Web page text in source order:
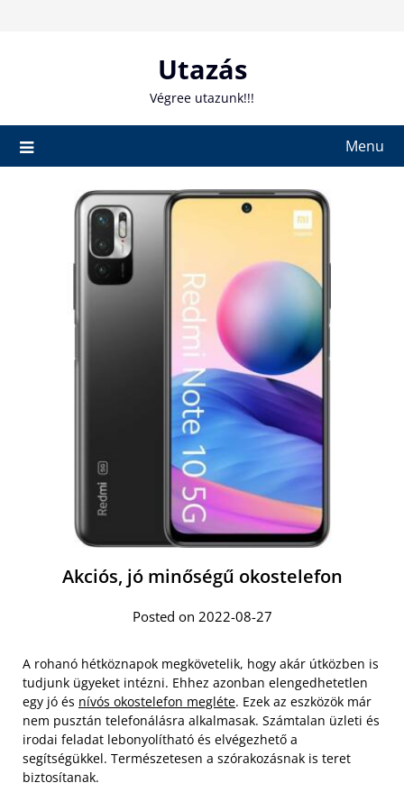
Utazás
Végree utazunk!!!
Menu
Akciós, jó minőségű okostelefon
Posted on 2022-08-27
A rohanó hétköznapok megkövetelik, hogy akár útközben is
tudjunk ügyeket intézni. Ehhez azonban elengedhetetlen
egy jó és nívós okostelefon megléte. Ezek az eszközök már
nem pusztán telefonálásra alkalmasak. Számtalan üzleti és
irodai feladat lebonyolítható és elvégezhető a
segítségükkel. Természetesen a szórakozásnak is teret
biztosítanak.